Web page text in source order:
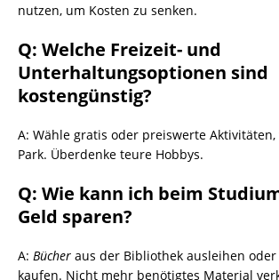
nutzen, um Kosten zu senken.
Q: Welche Freizeit- und
Unterhaltungsoptionen sind
kostengünstig?
A: Wähle gratis oder preiswerte
Park. Überdenke teure Hobbys.
Q: Wie kann ich beim
Geld sparen?
A: Bücher aus der Bibliothek ausleihen
kaufen. Nicht mehr benötigtes Material